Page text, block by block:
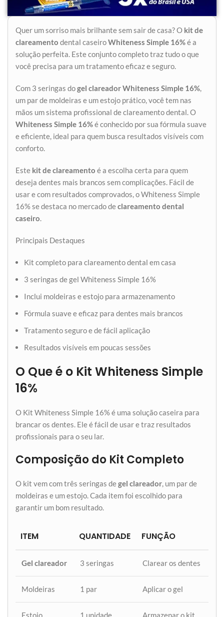
Quer um sorriso mais brilhante sem sair de casa? O kit de
clareamento dental caseiroWhiteness Simple 16%é a
solução perfeita. Este conjunto completo traz tudo o que
você precisa para um tratamento eficaz e seguro.
Com 3 seringas dogel clareadorWhiteness Simple 16%,
um par de moldeiras e um estojo prático, você tem nas
mãos um sistema profissional de clareamento dental. O
Whiteness Simple 16%é conhecido por sua fórmula suave
e eficiente, ideal para quem busca resultados visíveis com
conforto.
Este kit de clareamento é a escolha certa para quem
deseja dentes mais brancos sem complicações. Fácil de
usar e com resultados comprovados, o Whiteness Simple
16% se destaca no mercado declareamento dental
caseiro.
Principais Destaques
Kit completo para clareamento dental em casa
3 seringas de gel Whiteness Simple 16%
Inclui moldeiras e estojo para armazenamento
Fórmula suave e eficaz para dentes mais brancos
Tratamento seguro e de fácil aplicação
Resultados visíveis em poucas sessões
O Que é o Kit Whiteness Simple
16%
O Kit Whiteness Simple 16% é uma solução caseira para
brancar os dentes. Ele é fácil de usar e traz resultados
profissionais para o seu lar.
Composição do Kit Completo
O kit vem com três seringas degel clareador, um par de
moldeiras e um estojo. Cada item foi escolhido para
garantir um bom resultado.
ITEM QUANTIDADE FUNÇÃO
Gel clareador 3 seringas Clarear os dentes
Moldeiras 1 par Aplicar o gel
Estojo 1 unidade Armazenar o kit